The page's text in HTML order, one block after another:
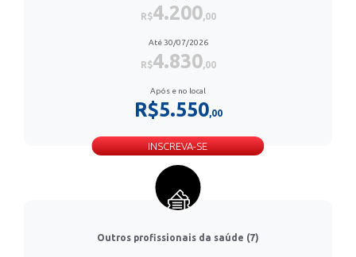
R$4.200,00
Até 30/07/2026
R$4.830,00
Após e no local
R$5.550,00
INSCREVA-SE
Outros profissionais da saúde (7)